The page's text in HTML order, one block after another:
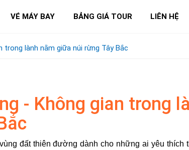
VÉ MÁY BAY BẢNG GIÁ TOUR LIÊN HỆ
trong lành nằm giữa núi rừng Tây Bắc
- Không gian trong
đất thiên đường dành cho những ai yêu thích